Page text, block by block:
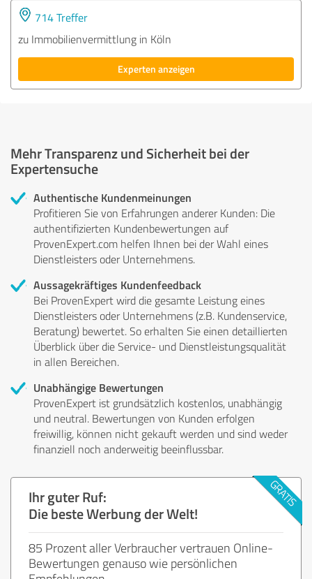
714 Treffer
zu Immobilienvermittlung in Köln
Experten anzeigen
Mehr Transparenz und Sicherheit bei der
Expertensuche
Authentische Kundenmeinungen
Profitieren Sie von Erfahrungen anderer Kunden: Die
authentifizierten Kundenbewertungen auf
ProvenExpert.com helfen Ihnen bei der Wahl eines
Dienstleisters oder Unternehmens.
Aussagekräftiges Kundenfeedback
Bei ProvenExpert wird die gesamte Leistung eines
Dienstleisters oder Unternehmens (z.B. Kundenservice,
Beratung) bewertet. So erhalten Sie einen detaillierten
Überblick über die Service- und Dienstleistungsqualität
in allen Bereichen.
Unabhängige Bewertungen
ProvenExpert ist grundsätzlich kostenlos, unabhängig
und neutral. Bewertungen von Kunden erfolgen
freiwillig, können nicht gekauft werden und sind weder
finanziell noch anderweitig beeinflussbar.
Ihr guter Ruf:
Die beste Werbung der Welt!
85 Prozent aller Verbraucher vertrauen Online-
Bewertungen genauso wie persönlichen